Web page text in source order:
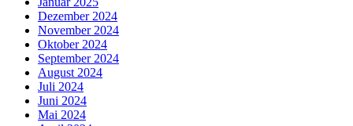
Dezember 2024
November 2024
Oktober 2024
September 2024
August 2024
Juli 2024
Juni 2024
Mai 2024